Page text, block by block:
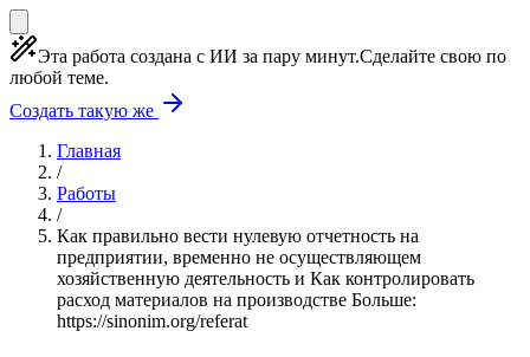
Эта работа создана с ИИ за пару минут.Сделайте свою по
любой теме.
Создать такую же
Главная
/
Работы
/
Как правильно вести нулевую отчетность на
предприятии, временно не осуществляющем
хозяйственную деятельность и Как контролировать
расход материалов на производстве Больше:
https://sinonim.org/referat